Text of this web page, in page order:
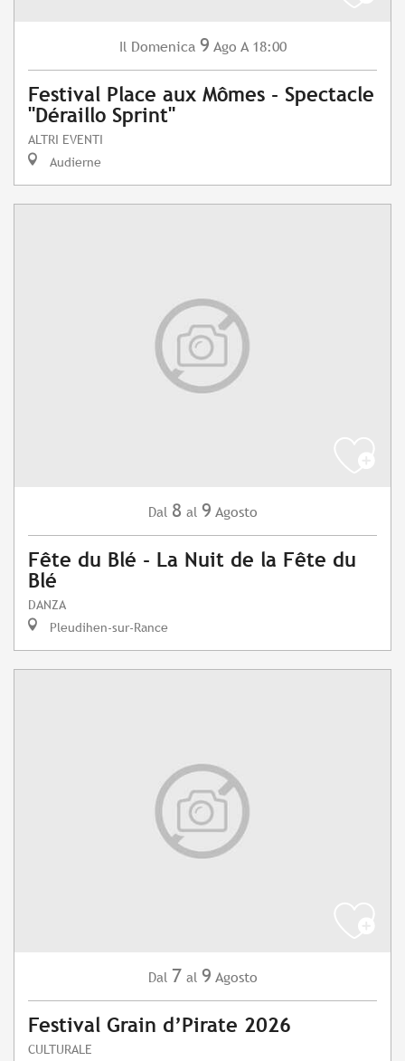
Il Domenica 9 Ago A 18:00
Festival Place aux Mômes - Spectacle
"Déraillo Sprint"
ALTRI EVENTI
Audierne
Dal 8 al 9 Agosto
Fête du Blé - La Nuit de la Fête du
Blé
DANZA
Pleudihen-sur-Rance
Dal 7 al 9 Agosto
Festival Grain d’Pirate 2026
CULTURALE